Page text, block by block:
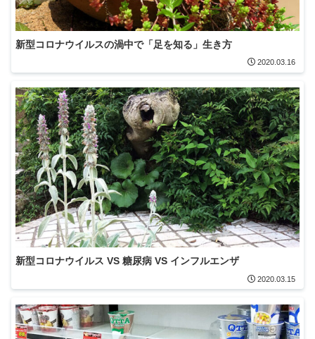
新型コロナウイルスの渦中で「足を知る」生き方
2020.03.16
新型コロナウイルス VS 糖尿病 VS インフルエンザ
2020.03.15